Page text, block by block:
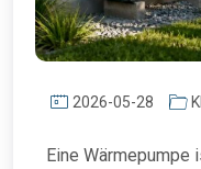
2026-05-28
Eine